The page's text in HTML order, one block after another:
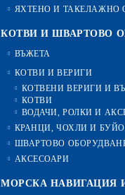
ЯХТЕНО И ТАКЕЛАЖНО
КОТВИ И ШВАРТОВО
ВЪЖЕТА
КОТВИ И ВЕРИГИ
КОТВЕНИ ВЕРИГИ И
КОТВИ
ВОДАЧИ, РОЛКИ И
КРАНЦИ, ЧОХЛИ И
ШВАРТОВО
АКСЕСОАРИ
МОРСКА НАВИГАЦИЯ